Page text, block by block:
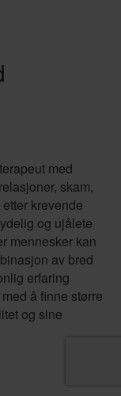
med
skam,
krevende
og ujålete
mennesker kan
av bred
erfaring
å finne større
og sine